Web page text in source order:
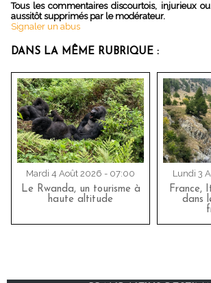
Tous les commentaires discourtois, injurieux
aussitôt supprimés par le modérateur.
Signaler un abus
DANS LA MÊME RUBRIQUE :
Mardi 4 Août 2026 - 07:00
Le Rwanda, un tourisme à
haute altitude
Lundi 3
France,
dans